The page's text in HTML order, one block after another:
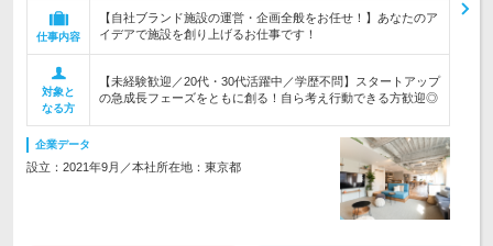
仕事内容
【自社ブランド施設の運営・企画全般をお任せ！】あなたのア
イデアで施設を創り上げるお仕事です！
対象と
なる方
【未経験歓迎／20代・30代活躍中／学歴不問】スタートアップ
の急成長フェーズをともに創る！自ら考え行動できる方歓迎◎
企業データ
設立：2021年9月／本社所在地：東京都